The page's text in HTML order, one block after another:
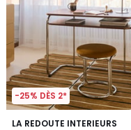
-25% DÈS 2*
LA REDOUTE INTERIEURS